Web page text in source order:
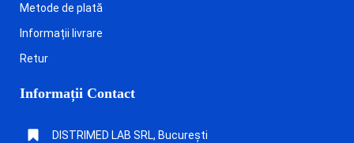
Metode de plată
Informații livrare
Retur
Informații Contact
DISTRIMED LAB SRL, București